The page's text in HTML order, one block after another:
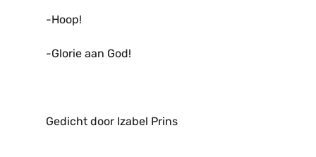
-Hoop!
-Glorie aan God!
Gedicht door Izabel Prins